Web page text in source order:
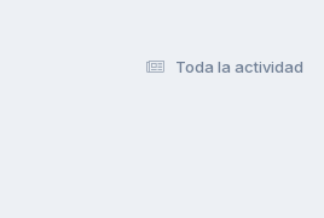
Toda la actividad